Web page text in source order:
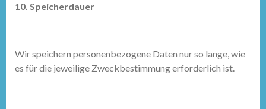
10. Speicherdauer
Wir speichern personenbezogene Daten nur so lange, wie
es für die jeweilige Zweckbestimmung erforderlich ist.